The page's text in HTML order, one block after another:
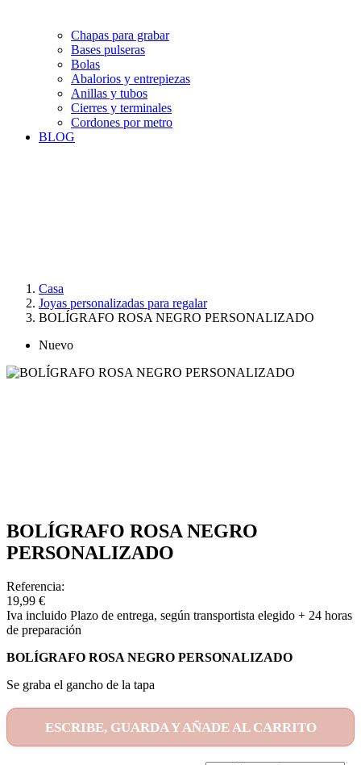
Chapas para grabar
Bases pulseras
Bolas
Abalorios y entrepiezas
Anillas y tubos
Cierres y terminales
Cordones por metro
BLOG
Casa
Joyas personalizadas para regalar
BOLÍGRAFO ROSA NEGRO PERSONALIZADO
Nuevo
BOLÍGRAFO ROSA NEGRO
PERSONALIZADO
Referencia:
19,99 €
Iva incluido Plazo de entrega, según transportista elegido + 24 horas
de preparación
BOLÍGRAFO ROSA NEGRO PERSONALIZADO
Se graba el gancho de la tapa
ESCRIBE, GUARDA Y AÑADE AL CARRITO